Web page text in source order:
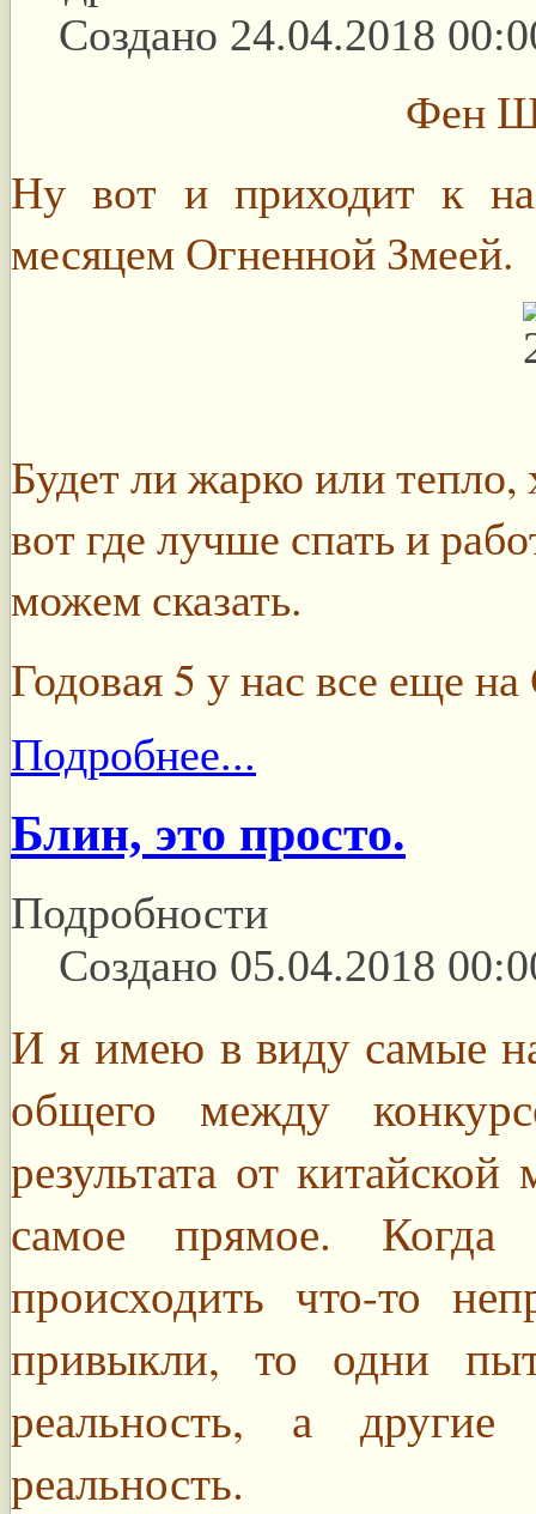
Создано 24.04.2018
Фен
Ну вот и приходит к
месяцем Огненной Змеей.
Будет ли жарко или
вот где лучше спать и
можем сказать.
Годовая 5 у нас все еще
Подробнее...
Блин, это просто.
Подробности
Создано 05.04.2018
И я имею в виду самые
общего между
результата от
самое прямое.
происходить что-то
привыкли, то одни
реальность, а другие
реальность.